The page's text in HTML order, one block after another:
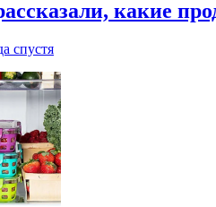
какие
спустя